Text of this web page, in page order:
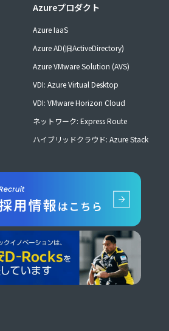
Azureプロダクト
Azure IaaS
Azure AD(旧ActiveDirectory)
Azure VMware Solution (AVS)
VDI: Azure Virtual Desktop
VDI: VMware Horizon Cloud
ネットワーク: Express Route
ハイブリッドクラウド: Azure Stack